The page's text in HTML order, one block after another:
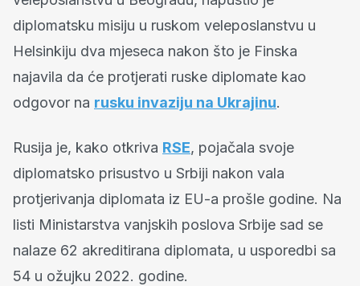
diplomatsku misiju u ruskom veleposlanstvu u
Helsinkiju dva mjeseca nakon što je Finska
najavila da će protjerati ruske diplomate kao
odgovor na rusku invaziju na Ukrajinu.
Rusija je, kako otkriva RSE, pojačala svoje
diplomatsko prisustvo u Srbiji nakon vala
protjerivanja diplomata iz EU-a prošle godine. Na
listi Ministarstva vanjskih poslova Srbije sad se
nalaze 62 akreditirana diplomata, u usporedbi sa
54 u ožujku 2022. godine.